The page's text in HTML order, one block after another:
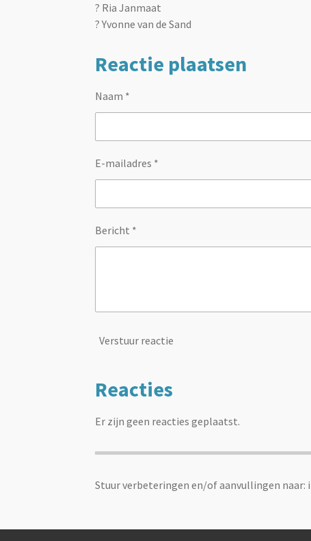
? Ria Janmaat
? Yvonne van de Sand
Reactie plaatsen
Naam *
E-mailadres *
Bericht *
Verstuur reactie
Reacties
Er zijn geen reacties geplaatst.
Stuur verbeteringen en/of aanvullingen naar: